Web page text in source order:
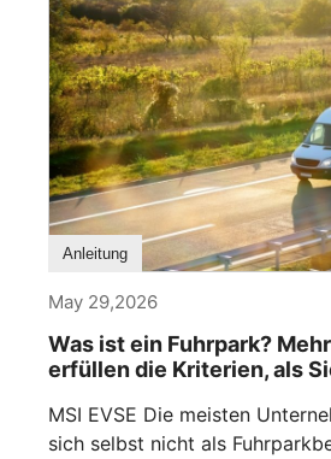
Anleitung
May 29,2026
Was ist ein Fuhrpark?
erfüllen die Kriterien, als
MSI EVSE Die meisten Unternehmer betrachten
sich selbst nicht als